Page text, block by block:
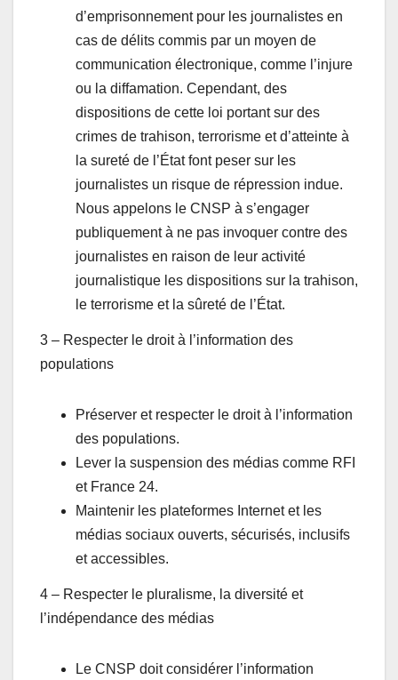
d’emprisonnement pour les journalistes en
cas de délits commis par un moyen de
communication électronique, comme l’injure
ou la diffamation. Cependant, des
dispositions de cette loi portant sur des
crimes de trahison, terrorisme et d’atteinte à
la sureté de l’État font peser sur les
journalistes un risque de répression indue.
Nous appelons le CNSP à s’engager
publiquement à ne pas invoquer contre des
journalistes en raison de leur activité
journalistique les dispositions sur la trahison,
le terrorisme et la sûreté de l’État.
3 – Respecter le droit à l’information des
populations
Préserver et respecter le droit à l’information
des populations.
Lever la suspension des médias comme RFI
et France 24.
Maintenir les plateformes Internet et les
médias sociaux ouverts, sécurisés, inclusifs
et accessibles.
4 – Respecter le pluralisme, la diversité et
l’indépendance des médias
Le CNSP doit considérer l’information